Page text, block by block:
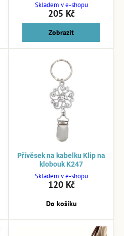
Skladem v e-shopu
205 Kč
Zobrazit
Přívěsek na kabelku Klip na
klobouk K247
Skladem v e-shopu
120 Kč
Do košíku